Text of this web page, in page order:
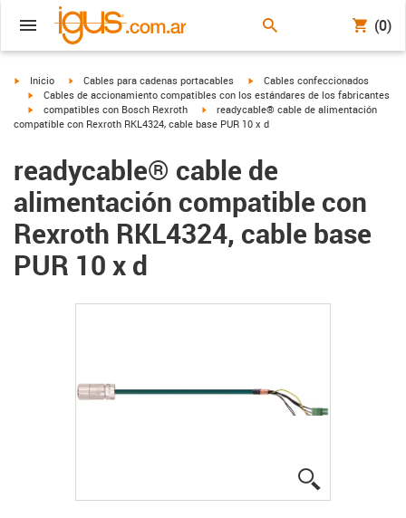
(0)
igus-icon-arrow-right
Inicio igus-icon-arrow-right
Cables para cadenas portacables igus-icon-arrow-right
Cables confeccionados
igus-icon-arrow-right
Cables de accionamiento compatibles con los estándares de los fabricantes
igus-icon-arrow-right
compatibles con Bosch Rexroth igus-icon-arrow-right
readycable® cable de alimentación
compatible con Rexroth RKL4324, cable base PUR 10 x d
readycable® cable de
alimentación compatible con
Rexroth RKL4324, cable base
PUR 10 x d